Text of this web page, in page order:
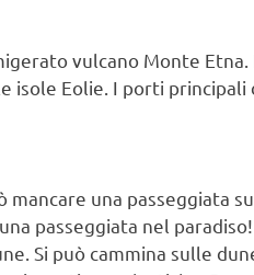
vulcano Monte Etna.
Eolie. I porti principali
una passeggiata
passeggiata nel
Si può cammina sulle